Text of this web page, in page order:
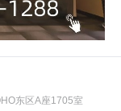
东区A座1705室